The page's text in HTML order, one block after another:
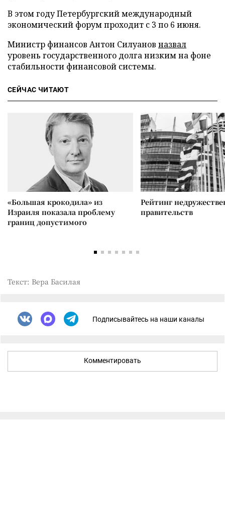
В этом году Петербургский международный
экономический форум проходит с 3 по 6 июня.
Министр финансов Антон Силуанов назвал
уровень государственного долга низким на фоне
стабильности финансовой системы.
СЕЙЧАС ЧИТАЮТ
«Большая крокодила» из
Израиля показала проблему
границ допустимого
Рейтинг
правительств
Текст: Вера Басилая
Подписывайтесь на наши каналы
Комментировать